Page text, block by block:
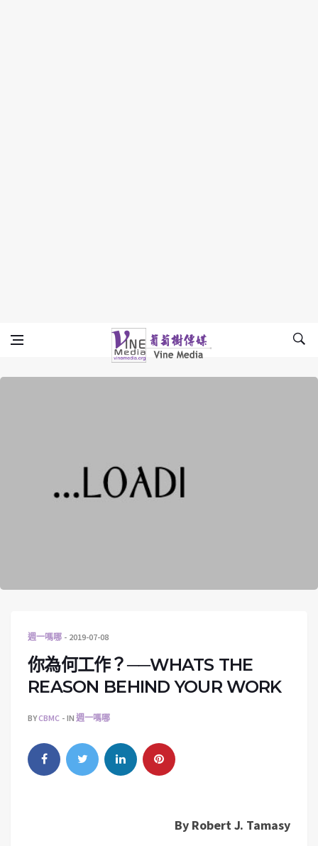
Vine Media
葡萄樹傳媒
週一嗎哪 2019-07-08
你為何工作？──WHATS THE
REASON BEHIND YOUR WORK
BYCBMC IN 週一嗎哪
By Robert J. Tamasy